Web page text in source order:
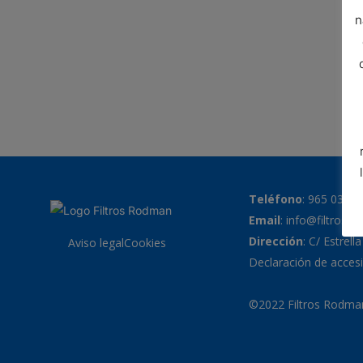
Aviso legalCookies
Teléfono: 965 038
Email:
Dirección: C/
Declaración de
©2022 Filtros